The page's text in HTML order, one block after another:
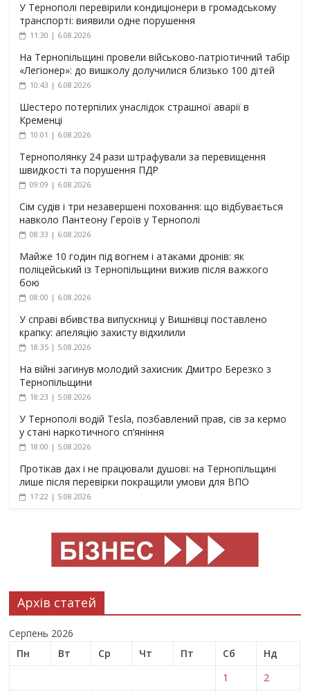
У Тернополі перевірили кондиціонери в громадському
транспорті: виявили одне порушення
11:30 | 6.08.2026
На Тернопільщині провели військово-патріотичний табір
«Легіонер»: до вишколу долучилися близько 100 дітей
10:43 | 6.08.2026
Шестеро потерпілих унаслідок страшної аварії в
Кременці
10:01 | 6.08.2026
Тернополянку 24 рази штрафували за перевищення
швидкості та порушення ПДР
09:09 | 6.08.2026
Сім судів і три незавершені поховання: що відбувається
навколо Пантеону Героїв у Тернополі
08:33 | 6.08.2026
Майже 10 годин під вогнем і атаками дронів: як
поліцейський із Тернопільщини вижив після важкого
бою
08:00 | 6.08.2026
У справі вбивства випускниці у Вишнівці поставлено
крапку: апеляцію захисту відхилили
18:35 | 5.08.2026
На війні загинув молодий захисник Дмитро Березко з
Тернопільщини
18:23 | 5.08.2026
У Тернополі водій Tesla, позбавлений прав, сів за кермо
у стані наркотичного сп’яніння
18:00 | 5.08.2026
Протікав дах і не працювали душові: на Тернопільщині
лише після перевірки покращили умови для ВПО
17:22 | 5.08.2026
Архів статей
Серпень 2026
Пн
Вт Ср Чт Пт Сб
Нд
1
2